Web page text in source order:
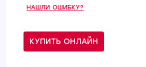
НАШЛИ ОШИБКУ?
КУПИТЬ ОНЛАЙН